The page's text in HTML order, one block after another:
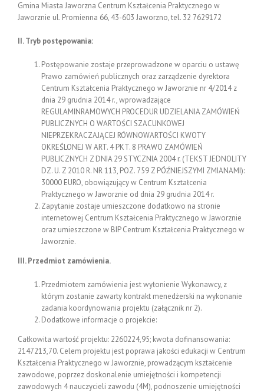
Gmina Miasta Jaworzna Centrum Kształcenia Praktycznego w
Jaworznie ul. Promienna 66, 43-603 Jaworzno, tel. 32 7629172
II. Tryb postępowania:
Postępowanie zostaje przeprowadzone w oparciu o ustawę
Prawo zamówień publicznych oraz zarządzenie dyrektora
Centrum Kształcenia Praktycznego w Jaworznie nr 4/2014 z
dnia 29 grudnia 2014 r., wprowadzające
REGULAMINRAMOWYCH PROCEDUR UDZIELANIA ZAMÓWIEŃ
PUBLICZNYCH O WARTOŚCI SZACUNKOWEJ
NIEPRZEKRACZAJĄCEJ RÓWNOWARTOŚCI KWOTY
OKREŚLONEJ W ART. 4 PKT. 8 PRAWO ZAMÓWIEŃ
PUBLICZNYCH Z DNIA 29 STYCZNIA 2004 r. (TEKST JEDNOLITY
DZ. U. Z 2010 R. NR 113, POZ. 759 Z PÓŹNIEJSZYMI ZMIANAMI):
30000 EURO, obowiązujący w Centrum Kształcenia
Praktycznego w Jaworznie od dnia 29 grudnia 2014 r.
Zapytanie zostaje umieszczone dodatkowo na stronie
internetowej Centrum Kształcenia Praktycznego w Jaworznie
oraz umieszczone w BIP Centrum Kształcenia Praktycznego w
Jaworznie.
III. Przedmiot zamówienia.
Przedmiotem zamówienia jest wyłonienie Wykonawcy, z
którym zostanie zawarty kontrakt menedżerski na wykonanie
zadania koordynowania projektu (załącznik nr 2).
Dodatkowe informacje o projekcie:
Całkowita wartość projektu: 2260224,95; kwota dofinansowania:
2147213,70. Celem projektu jest poprawa jakości edukacji w Centrum
Kształcenia Praktycznego w Jaworznie, prowadzącym kształcenie
zawodowe, poprzez doskonalenie umiejętności i kompetencji
zawodowych 4 nauczycieli zawodu (4M), podnoszenie umiejętności